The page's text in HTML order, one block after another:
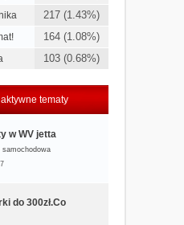
217 (1.43%)
164 (1.08%)
103 (0.68%)
tematy
w WV jetta
samochodowa
do 300zł.Co